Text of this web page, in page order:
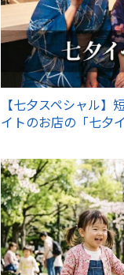
【七夕スペシャル】
イトのお店の「七夕